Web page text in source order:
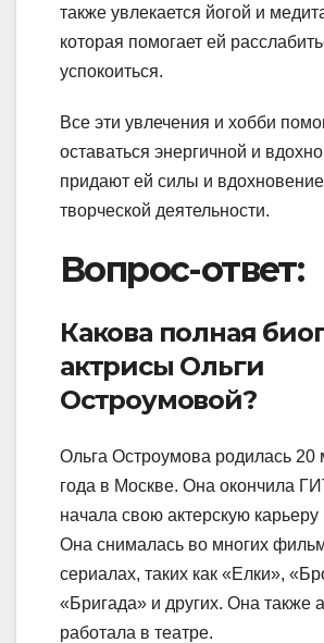
также увлекается йогой и
которая помогает ей
успокоиться.
Все эти увлечения и хобби
оставаться энергичной и
придают ей силы и
творческой деятельности.
Вопрос-ответ:
Какова полная
актрисы Ольги
Остроумовой?
Ольга Остроумова родилась 20
года в Москве. Она окончила
начала свою актерскую карьеру
Она снималась во многих
сериалах, таких как «Елки»,
«Бригада» и других. Она также
работала в театре.